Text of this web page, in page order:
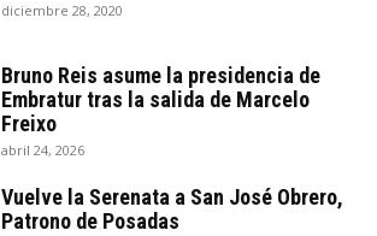
diciembre 28, 2020
Bruno Reis asume la presidencia de
Embratur tras la salida de Marcelo
Freixo
abril 24, 2026
Vuelve la Serenata a San José Obrero,
Patrono de Posadas